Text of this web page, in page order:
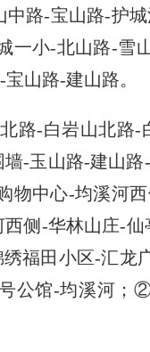
中路-宝山路-护
一小-北山路-雪
山路-建山路。
北路-白岩山北路
-玉山路-建山
物中心-均溪河
侧-华林山庄-
福田小区-汇龙
公馆-均溪河；